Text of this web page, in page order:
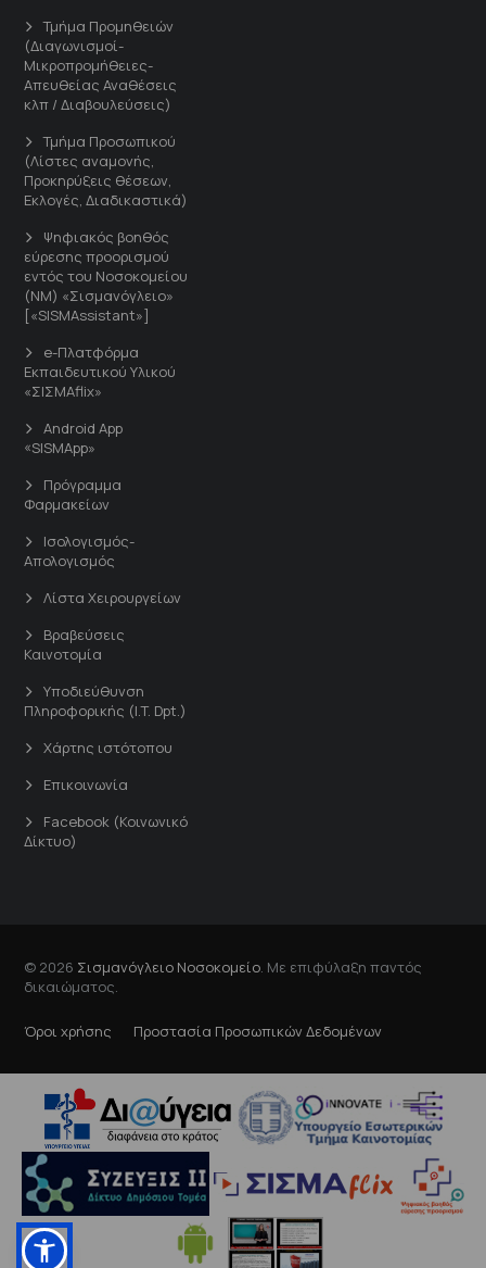
Τμήμα Προμηθειών
(Διαγωνισμοί-
Μικροπρομήθειες-
Απευθείας Αναθέσεις
κλπ / Διαβουλεύσεις)
Τμήμα Προσωπικού
(Λίστες αναμονής,
Προκηρύξεις θέσεων,
Εκλογές, Διαδικαστικά)
Ψηφιακός βοηθός
εύρεσης προορισμού
εντός του Νοσοκομείου
(ΝΜ) «Σισμανόγλειο»
[«SISMAssistant»]
e-Πλατφόρμα
Εκπαιδευτικού Υλικού
«ΣΙΣΜΑflix»
Android App
«SISMApp»
Πρόγραμμα
Φαρμακείων
Ισολογισμός-
Απολογισμός
Λίστα Χειρουργείων
Βραβεύσεις
Καινοτομία
Υποδιεύθυνση
Πληροφορικής (I.T. Dpt.)
Χάρτης ιστότοπου
Επικοινωνία
Facebook (Κοινωνικό
Δίκτυο)
© 2026 Σισμανόγλειο Νοσοκομείο . Με επιφύλαξη παντός
δικαιώματος.
Όροι χρήσης Προστασία Προσωπικών Δεδομένων